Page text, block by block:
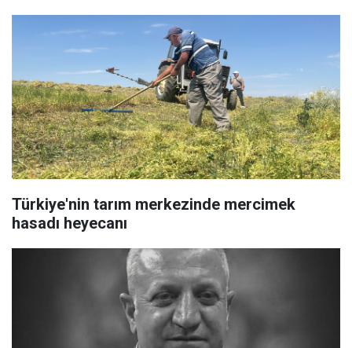
Türkiye'nin tarım merkezinde mercimek
hasadı heyecanı